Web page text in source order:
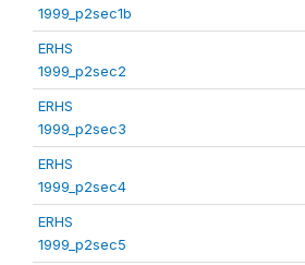
1999_p2sec1b
ERHS
1999_p2sec2
ERHS
1999_p2sec3
ERHS
1999_p2sec4
ERHS
1999_p2sec5